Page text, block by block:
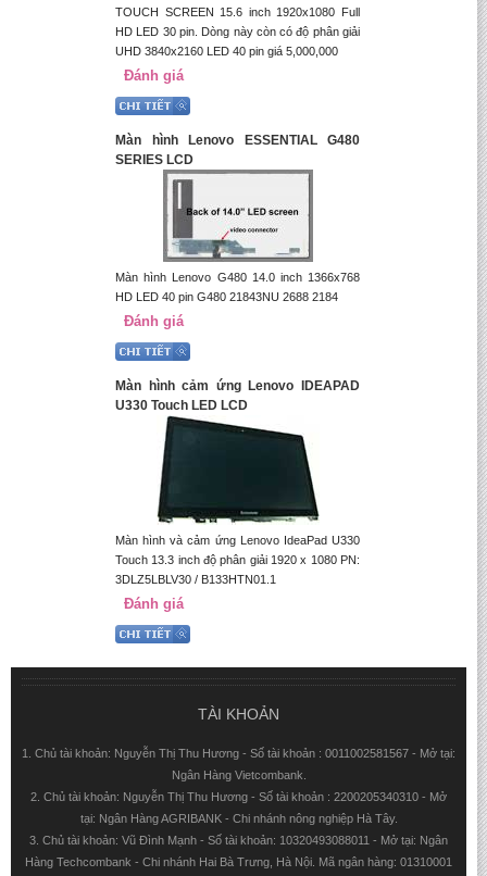
TOUCH SCREEN 15.6 inch 1920x1080 Full
HD LED 30 pin. Dòng này còn có độ phân giải
UHD 3840x2160 LED 40 pin giá 5,000,000
Đánh giá
Màn hình Lenovo ESSENTIAL G480
SERIES LCD
Màn hình Lenovo G480 14.0 inch 1366x768
HD LED 40 pin G480 21843NU 2688 2184
Đánh giá
Màn hình cảm ứng Lenovo IDEAPAD
U330 Touch LED LCD
Màn hình và cảm ứng Lenovo IdeaPad U330
Touch 13.3 inch độ phân giải 1920 x 1080 PN:
3DLZ5LBLV30 / B133HTN01.1
Đánh giá
TÀI KHOẢN
1. Chủ tài khoản: Nguyễn Thị Thu Hương - Số tài khoản : 0011002581567 - Mở tại:
Ngân Hàng Vietcombank.
2. Chủ tài khoản: Nguyễn Thị Thu Hương - Số tài khoản : 2200205340310 - Mở
tại: Ngân Hàng AGRIBANK - Chi nhánh nông nghiệp Hà Tây.
3. Chủ tài khoản: Vũ Đình Mạnh - Số tài khoản: 10320493088011 - Mở tại: Ngân
Hàng Techcombank - Chi nhánh Hai Bà Trưng, Hà Nội. Mã ngân hàng: 01310001